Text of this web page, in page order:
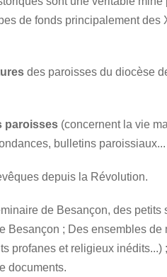
de fonds principalement des
des paroisses du diocèse
paroisses (concernent la vie
bulletins
depuis la Révolution.
de Besançon, des petits
Besançon ; Des ensembles de
profanes et religieux inédits...)
documents.